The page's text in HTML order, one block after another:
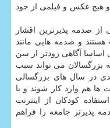
هیچ عكس و فیلمی از خود
از صدمه پذیرترین اقشار
و صدمه هایی مانند
آگاهی زودتر از سن
بزرگسالان می تواند سبب
در سال های بزرگسالی
ها هم وارد كار شوند و با
كودكان از اینترنت
پذیرتر جامعه را فراهم